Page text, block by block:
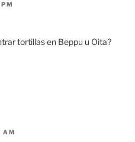
tortillas en Beppu u Oita?